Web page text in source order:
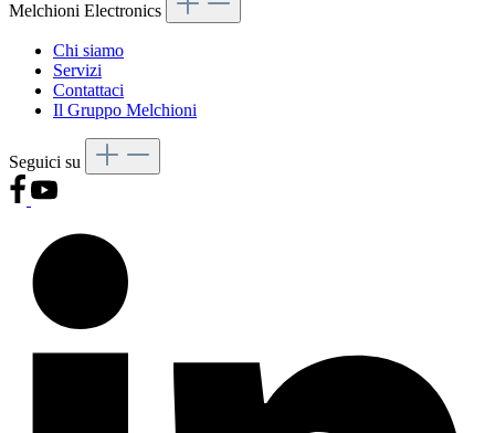
Melchioni Electronics
Chi siamo
Servizi
Contattaci
Il Gruppo Melchioni
Seguici su